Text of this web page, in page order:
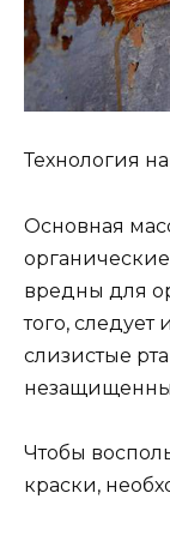
Технология
Основная
вредны для
того,
слизистые
Чтобы
краски,